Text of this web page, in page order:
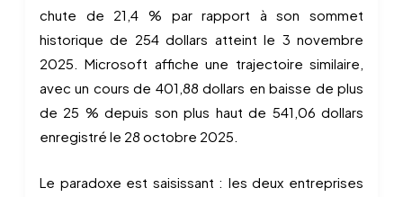
chute de 21,4 % par rapport à son sommet
historique de 254 dollars atteint le 3 novembre
2025. Microsoft affiche une trajectoire similaire,
avec un cours de 401,88 dollars en baisse de plus
de 25 % depuis son plus haut de 541,06 dollars
enregistré le 28 octobre 2025.
Le paradoxe est saisissant : les deux entreprises